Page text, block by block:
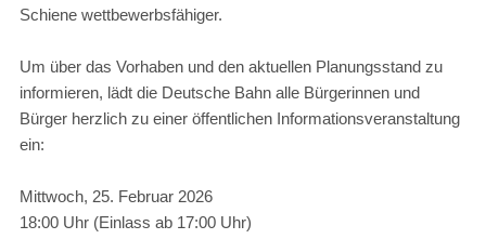
Schiene wettbewerbsfähiger.
Um über das Vorhaben und den aktuellen Planungsstand zu
informieren, lädt die Deutsche Bahn alle Bürgerinnen und
Bürger herzlich zu einer öffentlichen Informationsveranstaltung
ein:
Mittwoch, 25. Februar 2026
18:00 Uhr (Einlass ab 17:00 Uhr)